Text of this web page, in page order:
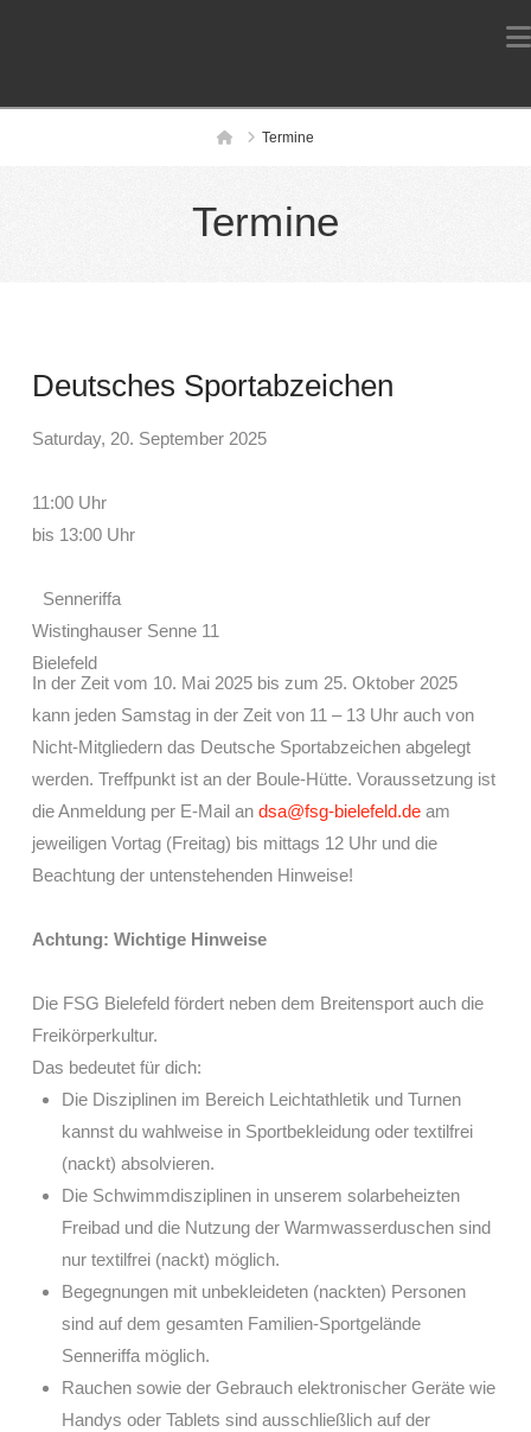
HomeTermine
Termine
Deutsches Sportabzeichen
Saturday, 20. September 2025
11:00 Uhr
bis 13:00 Uhr
Senneriffa
Wistinghauser Senne 11
Bielefeld
In der Zeit vom 10. Mai 2025 bis zum 25. Oktober 2025
kann jeden Samstag in der Zeit von 11 – 13 Uhr auch von
Nicht-Mitgliedern das Deutsche Sportabzeichen abgelegt
werden. Treffpunkt ist an der Boule-Hütte. Voraussetzung ist
die Anmeldung per E-Mail an dsa@fsg-bielefeld.deam
jeweiligen Vortag (Freitag) bis mittags 12 Uhr und die
Beachtung der untenstehenden Hinweise!
Achtung: Wichtige Hinweise
Die FSG Bielefeld fördert neben dem Breitensport auch die
Freikörperkultur.
Das bedeutet für dich:
Die Disziplinen im Bereich Leichtathletik und Turnen
kannst du wahlweise in Sportbekleidung oder textilfrei
(nackt) absolvieren.
Die Schwimmdisziplinen in unserem solarbeheizten
Freibad und die Nutzung der Warmwasserduschen sind
nur textilfrei (nackt) möglich.
Begegnungen mit unbekleideten (nackten) Personen
sind auf dem gesamten Familien-Sportgelände
Senneriffa möglich.
Rauchen sowie der Gebrauch elektronischer Geräte wie
Handys oder Tablets sind ausschließlich auf der